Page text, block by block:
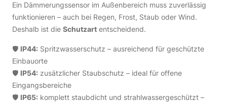
Ein Dämmerungssensor im Außenbereich muss zuverlässig
funktionieren – auch bei Regen, Frost, Staub oder Wind.
Deshalb ist die Schutzart entscheidend.
🛡️ IP44: Spritzwasserschutz – ausreichend für geschützte
Einbauorte
🛡️ IP54: zusätzlicher Staubschutz – ideal für offene
Eingangsbereiche
🛡️ IP65: komplett staubdicht und strahlwassergeschützt –